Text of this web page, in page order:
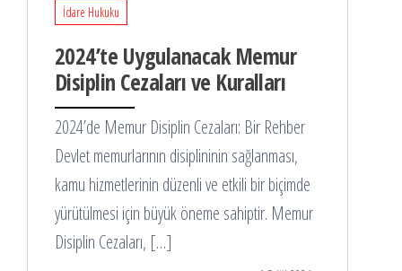
İdare Hukuku
2024’te Uygulanacak Memur
Disiplin Cezaları ve Kuralları
2024’de Memur Disiplin Cezaları: Bir Rehber
Devlet memurlarının disiplininin sağlanması,
kamu hizmetlerinin düzenli ve etkili bir biçimde
yürütülmesi için büyük öneme sahiptir. Memur
Disiplin Cezaları, […]